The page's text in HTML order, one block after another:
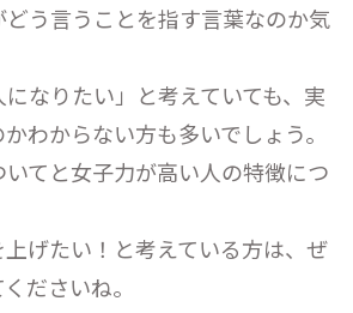
う言うことを指す言葉なのか気
になりたい」と考えていても、実
わからない方も多いでしょう。
てと女子力が高い人の特徴につ
げたい！と考えている方は、ぜ
ださいね。